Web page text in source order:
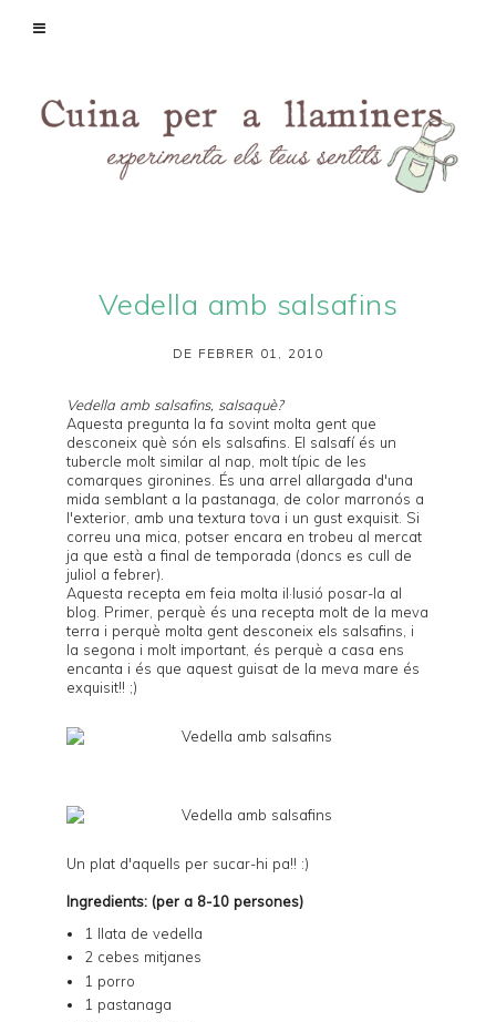
Vedella amb salsafins
DE FEBRER 01, 2010
Vedella amb salsafins, salsaquè?
Aquesta pregunta la fa sovint molta gent que
desconeix què són els salsafins. El salsafíés un
tubercle molt similar al nap, molt típic de les
comarques gironines. És una arrel allargada d'una
mida semblant a la pastanaga, de color marronós a
l'exterior, amb una textura tova i un gust exquisit. Si
correu una mica, potser encara en trobeu al mercat
ja que està a final de temporada (doncs es cull de
juliol a febrer).
Aquesta recepta em feia molta il·lusió posar-la al
blog. Primer, perquè és una recepta molt de la meva
terra i perquè molta gent desconeix els salsafins, i
la segona i molt important, és perquè a casa ens
encanta i és que aquest guisat de la meva mare és
exquisit!! ;)
Un plat d'aquells per sucar-hi pa!! :)
Ingredients: (per a 8-10 persones)
1 llata de vedella
2 cebes mitjanes
1 porro
1 pastanaga